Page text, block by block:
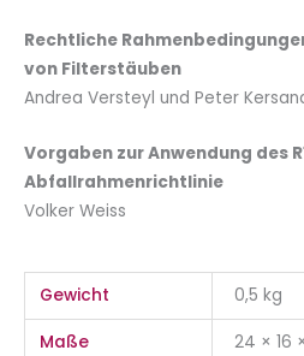
Rechtliche
von Filterstäuben
Andrea Versteyl und Peter
Vorgaben zur Anwendung des
Abfallrahmenrichtlinie
Volker Weiss
Gewicht 0,5 kg
Maße 24 × 16